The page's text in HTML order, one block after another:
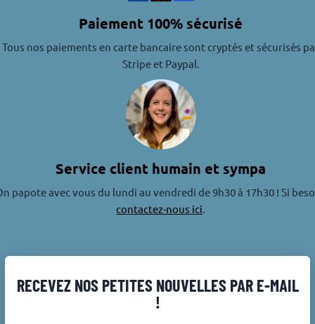
Paiement 100% sécurisé
Tous nos paiements en carte bancaire sont cryptés et sécurisés
Stripe et Paypal.
Service client humain et sympa
papote avec vous du lundi au vendredi de 9h30 à 17h30 ! Si
contactez-nous ici
RECEVEZ NOS PETITES NOUVELLES PAR E-MAIL
!